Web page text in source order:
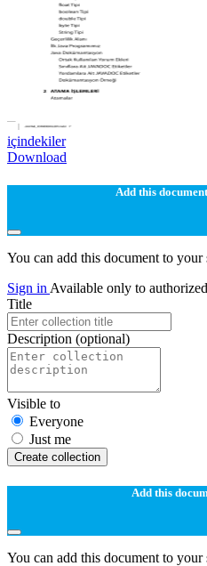
içindekiler
Download
Add this
You can add this document to
Sign in Available only to
Title
Description (optional)
Visible to
Everyone
Just me
Create collection
Add this
You can add this document to your